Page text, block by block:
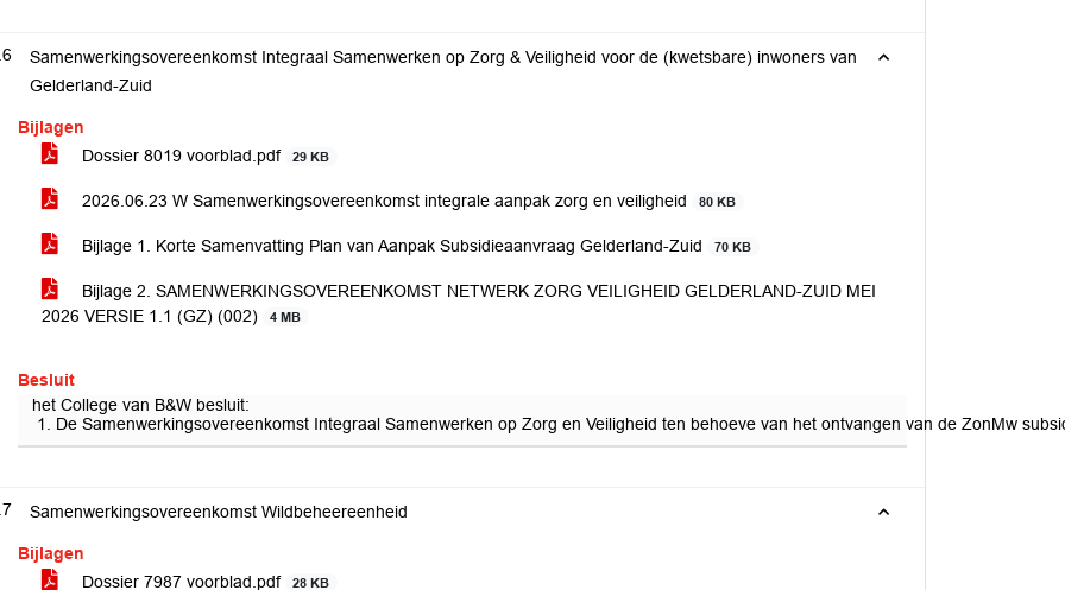
Samenwerkingsovereenkomst Integraal Samenwerken op Zorg & Veiligheid voor de (kwetsbare) inwoners van
Gelderland-Zuid
Bijlagen
Dossier 8019 voorblad.pdf
29 KB
2026.06.23 W Samenwerkingsovereenkomst integrale aanpak zorg en veiligheid 80 KB
Bijlage 1. Korte Samenvatting Plan van Aanpak Subsidieaanvraag Gelderland-Zuid 70 KB
Bijlage 2. SAMENWERKINGSOVEREENKOMST NETWERK ZORG VEILIGHEID GELDERLAND-ZUID MEI
2026 VERSIE 1.1 (GZ) (002)
4 MB
Besluit
het College van B&W besluit:
De Samenwerkingsovereenkomst Integraal Samenwerken op Zorg en Veiligheid ten behoeve van het ontvangen van de ZonMw
Samenwerkingsovereenkomst Wildbeheereenheid
Bijlagen
Dossier 7987 voorblad.pdf
28 KB